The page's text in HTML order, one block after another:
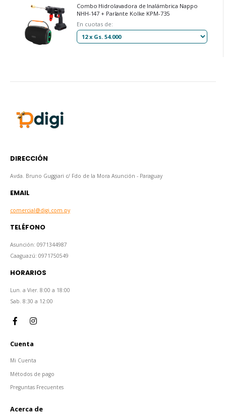
Combo Hidrolavadora de Inalámbrica Nappo
NHH-147 + Parlante Kolke KPM-735
En cuotas de:
DIRECCIÓN
Avda. Bruno Guggiari c/ Fdo de la Mora Asunción - Paraguay
EMAIL
comercial@digi.com.py
TELÉFONO
Asunción: 0971344987
Caaguazú: 0971750549
HORARIOS
Lun. a Vier. 8:00 a 18:00
Sab. 8:30 a 12:00
Cuenta
Mi Cuenta
Métodos de pago
Preguntas Frecuentes
Acerca de